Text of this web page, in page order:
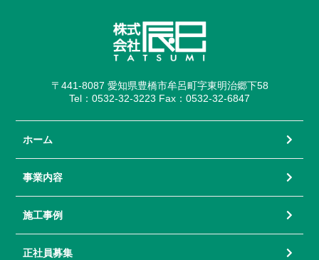
〒441-8087 愛知県豊橋市牟呂町字東明治郷下58
Tel：0532-32-3223 Fax：0532-32-6847
ホーム
事業内容
施工事例
正社員募集